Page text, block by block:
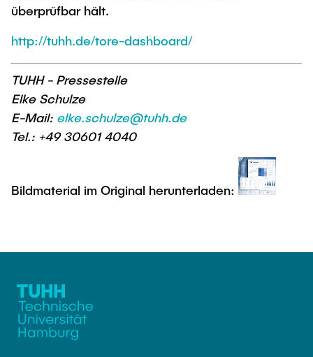
überprüfbar hält.
http://tuhh.de/tore-dashboard/
TUHH - Pressestelle
Elke Schulze
E-Mail: elke.schulze@tuhh.de
Tel.: +49 30601 4040
Bildmaterial im Original herunterladen: